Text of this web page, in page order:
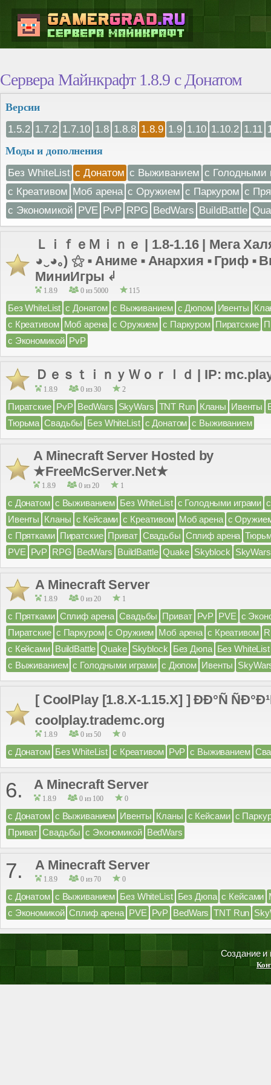
Сервера Майнкрафт 1.8.9 с Донатом
Версии
1.5.2 1.7.2 1.7.10 1.8 1.8.8 1.8.9 1.9 1.10 1.10.2 1.11
Моды и дополнения
Без WhiteList с Донатом с Выживанием с Голодными
с Креативом Моб арена с Оружием с Паркуром с
с Экономикой PVE PvP RPG BedWars BuildBattle
ＬｉｆｅＭｉｎｅ | 1.8-1.16 | Мега
◕‿◕｡) ⚝ ⬝ Аниме ⬝ Анархия ⬝ Гриф ⬝
МиниИгры ↲
1.8.9 0 из 5000 115
Без WhiteList с Донатом с Выживанием с Дюпом Ивенты
с Креативом Моб арена с Оружием с Паркуром Пиратские
с Экономикой PvP
ＤｅｓｔｉｎｙＷｏｒｌｄ | IP:
1.8.9 0 из 30 2
Пиратские PvP BedWars SkyWars TNT Run Кланы Ивенты
Тюрьма Свадьбы Без WhiteList с Донатом с Выживанием
A Minecraft Server Hosted by
★FreeMcServer.Net★
1.8.9 0 из 20 1
с Донатом с Выживанием Без WhiteList с Голодными играми
Ивенты Кланы с Кейсами с Креативом Моб арена с
с Прятками Пиратские Приват Свадьбы Сплиф арена
PVE PvP RPG BedWars BuildBattle Quake Skyblock SkyWars
A Minecraft Server
1.8.9 0 из 20 1
с Прятками Сплиф арена Свадьбы Приват PvP PVE с
Пиратские с Паркуром с Оружием Моб арена с Креативом
с Кейсами BuildBattle Quake Skyblock Без Дюпа Без WhiteList
с Выживанием с Голодными играми с Дюпом Ивенты
[ CoolPlay [1.8.X-1.15.X] ] ÐÐ°Ñ
coolplay.trademc.org
1.8.9 0 из 50 0
с Донатом Без WhiteList с Креативом PvP с Выживанием
6. A Minecraft Server
1.8.9 0 из 100 0
с Донатом с Выживанием Ивенты Кланы с Кейсами с
Приват Свадьбы с Экономикой BedWars
7. A Minecraft Server
1.8.9 0 из 70 0
с Донатом с Выживанием Без WhiteList Без Дюпа с Кейсами
с Экономикой Сплиф арена PVE PvP BedWars TNT Run
Создание и